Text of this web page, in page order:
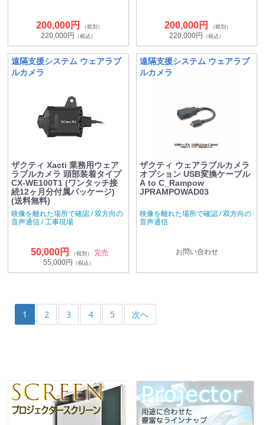
200,000円 （税別）
220,000円 （税込）
200,000円 （税別）
220,000円 （税込）
遠隔支援システム ウェアラブ
ルカメラ
ザクティ Xacti 業務用ウェア
ラブルカメラ 頭部装着タイプ
CX-WE100T1 (ワンタッチ接
続12ヶ月分付属パッケージ)
(送料無料)
映像を離れた場所で確認 / 双方向の
音声通信 / 工事現場
50,000円 （税別）
完売
55,000円 （税込）
遠隔支援システム ウェアラブ
ルカメラ
ザクティ ウェアラブルカメラ
オプション USB変換ケーブル
A to C_Rampow
JPRAMPOWAD03
映像を離れた場所で確認 / 双方向の
音声通信
お問い合わせ
1 2 3 4 5 次へ